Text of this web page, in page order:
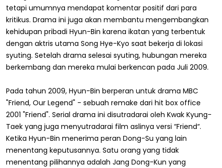
tetapi umumnya mendapat komentar positif dari para
kritikus. Drama ini juga akan membantu mengembangkan
kehidupan pribadi Hyun-Bin karena ikatan yang terbentuk
dengan aktris utama Song Hye-Kyo saat bekerja di lokasi
syuting. Setelah drama selesai syuting, hubungan mereka
berkembang dan mereka mulai berkencan pada Juli 2009.
Pada tahun 2009, Hyun-Bin berperan untuk drama MBC
"Friend, Our Legend" - sebuah remake dari hit box office
2001 "Friend". Serial drama ini disutradarai oleh Kwak Kyung-
Taek yang juga menyutradarai film aslinya versi “Friend“.
Ketika Hyun-Bin menerima peran Dong-Su yang lain
menentang keputusannya. Satu orang yang tidak
menentang pilihannya adalah Jang Dong-Kun yang